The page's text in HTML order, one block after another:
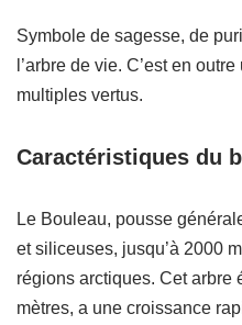
Symbole de sagesse, de
l’arbre de vie. C’est en
multiples vertus.
Caractéristiques du
Le Bouleau, pousse
et siliceuses, jusqu’à 2000
régions arctiques. Cet arbre
mètres, a une croissance